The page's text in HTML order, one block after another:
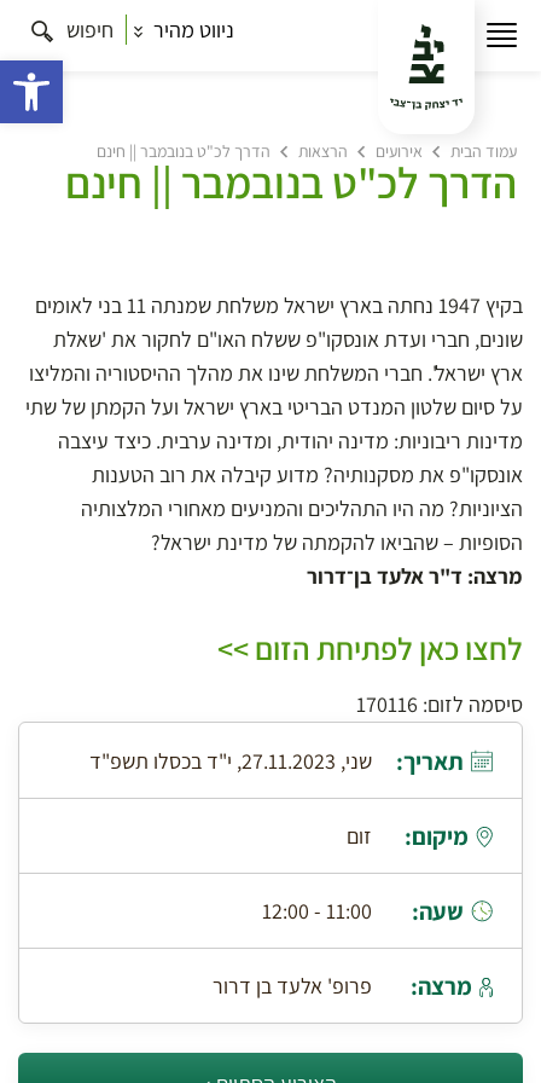
ניווט מהיר חיפוש
עמוד הבית אירועים הרצאות הדרך לכ"ט בנובמבר || חינם
הדרך לכ"ט בנובמבר || חינם
בקיץ 1947 נחתה בארץ ישראל משלחת שמנתה 11 בני לאומים
שונים, חברי ועדת אונסקו"פ ששלח האו"ם לחקור את 'שאלת
ארץ ישראל'. חברי המשלחת שינו את מהלך ההיסטוריה והמליצו
על סיום שלטון המנדט הבריטי בארץ ישראל ועל הקמתן של שתי
מדינות ריבוניות: מדינה יהודית, ומדינה ערבית. כיצד עיצבה
אונסקו"פ את מסקנותיה? מדוע קיבלה את רוב הטענות
הציוניות? מה היו התהליכים והמניעים מאחורי המלצותיה
הסופיות – שהביאו להקמתה של מדינת ישראל?
מרצה: ד"ר אלעד בן־דרור
לחצו כאן לפתיחת הזום >>
סיסמה לזום: 170116
תאריך: שני, 27.11.2023, י"ד בכסלו תשפ"ד
מיקום: זום
שעה: 11:00 - 12:00
מרצה: פרופ' אלעד בן דרור